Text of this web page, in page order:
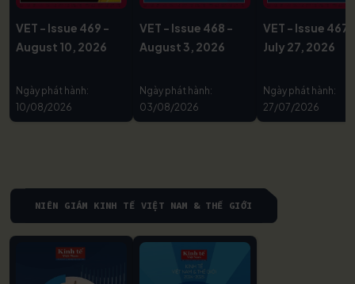
VET - Issue 469 -
August 10, 2026
Ngày phát hành:
10/08/2026
VET - Issue 468 -
August 3, 2026
Ngày phát hành:
03/08/2026
VET - Issue 467
July 27, 2026
Ngày phát hành:
27/07/2026
NIÊN GIÁM KINH TẾ VIỆT NAM & THẾ GIỚI